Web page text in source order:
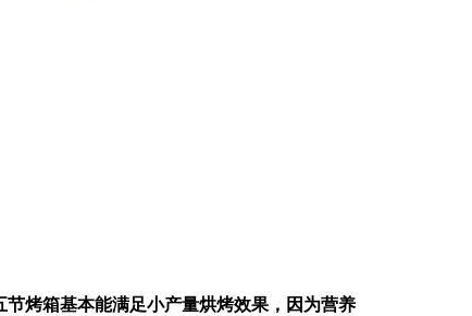
烤箱基本能满足小产量烘烤效果，因为营养